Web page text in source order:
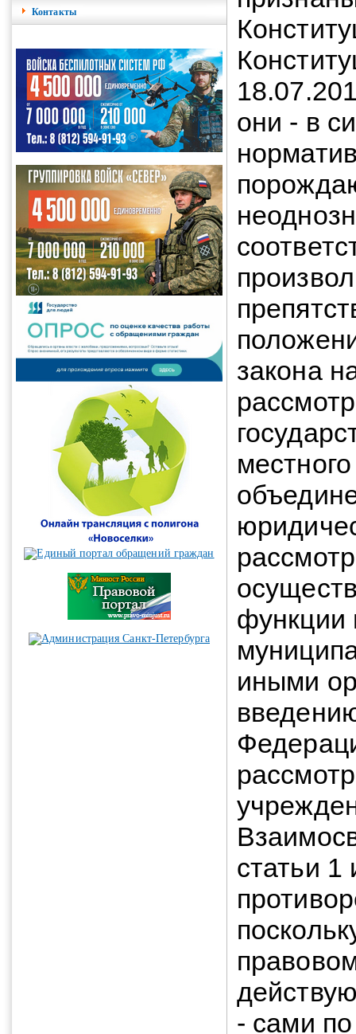
Контакты
они - в
закона
функции
иными
статьи 1
- сами